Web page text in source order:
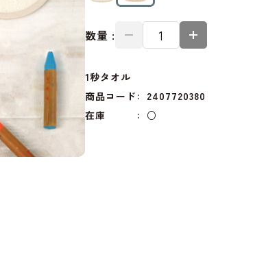
数量 :
1秒タオル
商品コード
2407720380
在庫
○